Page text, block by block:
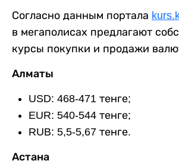
Согласно данным портала
в мегаполисах предлагают
курсы покупки и продажи
Алматы
USD: 468-471 тенге;
EUR: 540-544 тенге;
RUB: 5,5-5,67 тенге.
Астана